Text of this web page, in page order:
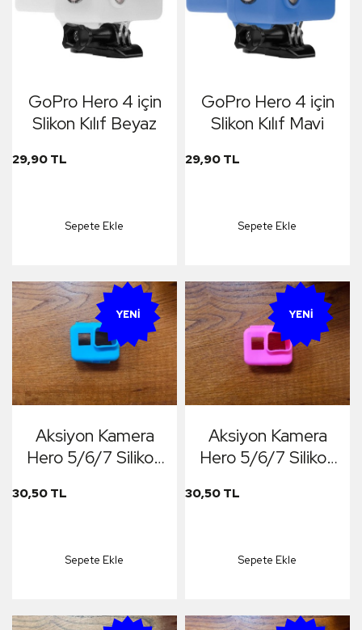
GoPro Hero 4 için
Slikon Kılıf Beyaz
29,90 TL
Sepete Ekle
GoPro Hero 4 için
Slikon Kılıf Mavi
29,90 TL
Sepete Ekle
YENI
Aksiyon Kamera
Hero 5/6/7 Silikon
30,50 TL
Sepete Ekle
YENI
Aksiyon Kamera
Hero 5/6/7 Silikon
30,50 TL
Sepete Ekle